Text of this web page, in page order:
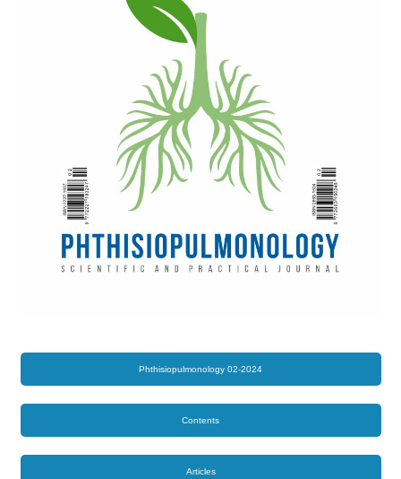
Phthisiopulmonology 02-2024
Contents
Articles